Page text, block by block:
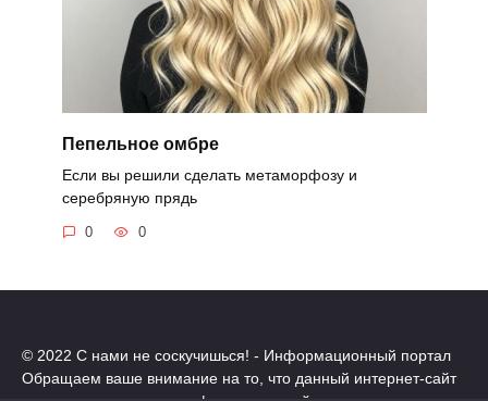
Пепельное омбре
Если вы решили сделать метаморфозу и
серебряную прядь
0 0
© 2022 С нами не соскучишься! - Информационный портал
Обращаем ваше внимание на то, что данный интернет-сайт